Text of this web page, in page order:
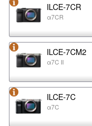
ILCE-7CR
α7CR
ILCE-7CM2
α7C II
ILCE-7C
α7C